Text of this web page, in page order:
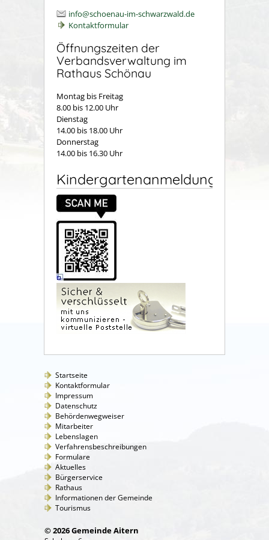
info@schoenau-im-schwarzwald.de
Kontaktformular
Öffnungszeiten der
Verbandsverwaltung im
Rathaus Schönau
Montag bis Freitag
8.00 bis 12.00 Uhr
Dienstag
14.00 bis 18.00 Uhr
Donnerstag
14.00 bis 16.30 Uhr
Kindergartenanmeldung
Startseite
Kontaktformular
Impressum
Datenschutz
Behördenwegweiser
Mitarbeiter
Lebenslagen
Verfahrensbeschreibungen
Formulare
Aktuelles
Bürgerservice
Rathaus
Informationen der Gemeinde
Tourismus
© 2026 Gemeinde Aitern